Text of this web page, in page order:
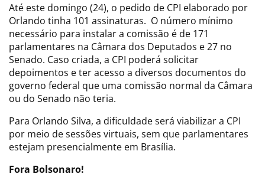
Até este domingo (24), o pedido de CPI elaborado por
Orlando tinha 101 assinaturas. O número mínimo
necessário para instalar a comissão é de 171
parlamentares na Câmara dos Deputados e 27 no
Senado. Caso criada, a CPI poderá solicitar
depoimentos e ter acesso a diversos documentos do
governo federal que uma comissão normal da Câmara
ou do Senado não teria.
Para Orlando Silva, a dificuldade será viabilizar a CPI
por meio de sessões virtuais, sem que parlamentares
estejam presencialmente em Brasília.
Fora Bolsonaro!